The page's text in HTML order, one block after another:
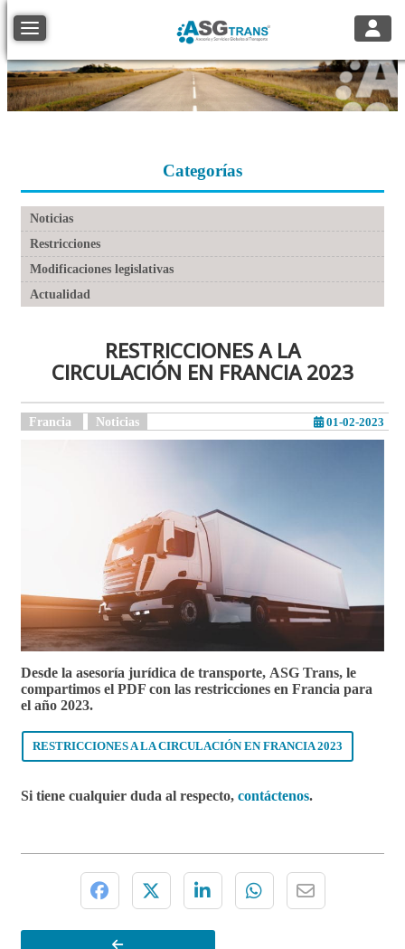
Toggle navigation
Categorías
Noticias
Restricciones
Modificaciones legislativas
Actualidad
RESTRICCIONES A LA
CIRCULACIÓN EN FRANCIA 2023
Francia Noticias 01-02-2023
Desde la asesoría jurídica de transporte, ASG Trans, le
compartimos el PDF con las restricciones en Francia para
el año 2023.
RESTRICCIONES A LA CIRCULACIÓN EN FRANCIA 2023
Si tiene cualquier duda al respecto, contáctenos.